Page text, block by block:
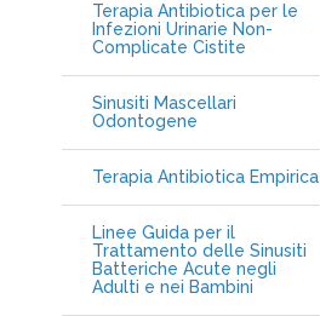
Terapia Antibiotica per le
Infezioni Urinarie Non-
Complicate Cistite
Sinusiti Mascellari
Odontogene
Terapia Antibiotica Empirica
Linee Guida per il
Trattamento delle Sinusiti
Batteriche Acute negli
Adulti e nei Bambini